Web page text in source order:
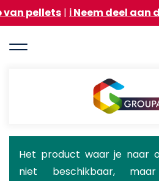
Overslaan
en
de
|ℹ️ Neem deel aan de
Groupasol
Statusbericht
Het product waar je naar
niet beschikbaar,